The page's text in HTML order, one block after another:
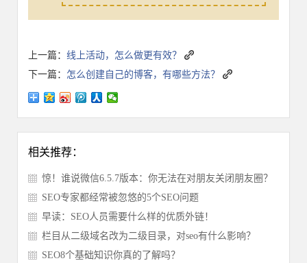
上一篇： 线上活动，怎么做更有效？
下一篇： 怎么创建自己的博客，有哪些方法？
相关推荐：
惊！谁说微信6.5.7版本：你无法在对朋友关闭朋友圈？
SEO专家都经常被忽悠的5个SEO问题
早读：SEO人员需要什么样的优质外链！
栏目从二级域名改为二级目录，对seo有什么影响？
SEO8个基础知识你真的了解吗？